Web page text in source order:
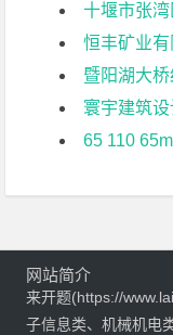
十堰市张湾区方
恒丰矿业
暨阳湖大
寰宇建筑
65 110 65m
网站简介
来开题(https://
子信息类、机械机电